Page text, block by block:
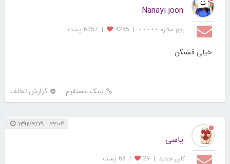
Nanayi joon
پنج ستاره ⋆⋆⋆⋆⋆ |
4285
| 6357 پست
خیلی قشنگن
لینک مستقیم گزارش تخلف
۲۳:۰۴ ۱۳۹۲/۳/۲۹
یاسی
کاربر جديد |
29
| 68 پست